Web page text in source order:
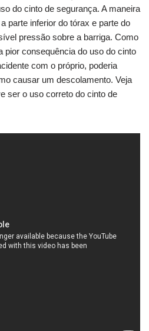
do cinto de segurança. A maneira
parte inferior do tórax e parte do
pressão sobre a barriga. Como
pior consequência do uso do cinto
com o próprio, poderia
causar um descolamento. Veja
ser o uso correto do cinto de